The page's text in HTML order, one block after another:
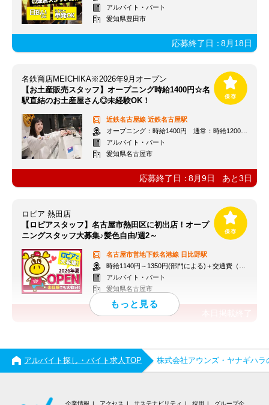
アルバイト・パート
愛知県豊田市
応募終了日：8月18日
名鉄商店MEICHIKA※2026年9月オープン
【お土産販売スタッフ】オープニング時給1400円☆名
駅直結のお土産屋さん◎未経験OK！
近鉄名古屋線 近鉄名古屋駅
オープニング：時給1400円 通常：時給1200円～＋交通費全額支給
アルバイト・パート
愛知県名古屋市
応募終了日：8月9日 あと3日
ロピア 熱田店
【ロピアスタッフ】名古屋市熱田区に初出店！オープ
ニングスタッフ大募集♪髪色自由/週2～
名古屋市営地下鉄名港線 日比野駅
時給1140円～1350円(部門による)＋交通費（社内規定）
アルバイト・パート
愛知県名古屋市
アルバイト探し・バイト求人TOP 株式会社アウンズ・ヤナギハ
企業情報 アクセス サステナビリティ 採用 グループ企